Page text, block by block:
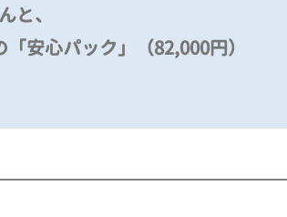
と、
安心パック」（82,000円）